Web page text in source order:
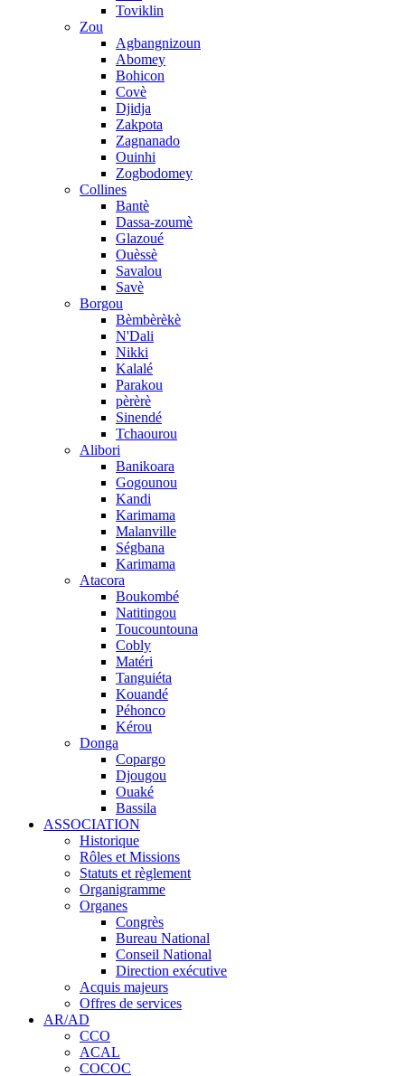
Toviklin
Zou
Agbangnizoun
Abomey
Bohicon
Covè
Djidja
Zakpota
Zagnanado
Ouinhi
Zogbodomey
Collines
Bantè
Dassa-zoumè
Glazoué
Ouèssè
Savalou
Savè
Borgou
Bèmbèrèkè
N'Dali
Nikki
Kalalé
Parakou
pèrèrè
Sinendé
Tchaourou
Alibori
Banikoara
Gogounou
Kandi
Karimama
Malanville
Ségbana
Karimama
Atacora
Boukombé
Natitingou
Toucountouna
Cobly
Matéri
Tanguiéta
Kouandé
Péhonco
Kérou
Donga
Copargo
Djougou
Ouaké
Bassila
ASSOCIATION
Historique
Rôles et Missions
Statuts et règlement
Organigramme
Organes
Congrès
Bureau National
Conseil National
Direction exécutive
Acquis majeurs
Offres de services
AR/AD
CCO
ACAL
COCOC